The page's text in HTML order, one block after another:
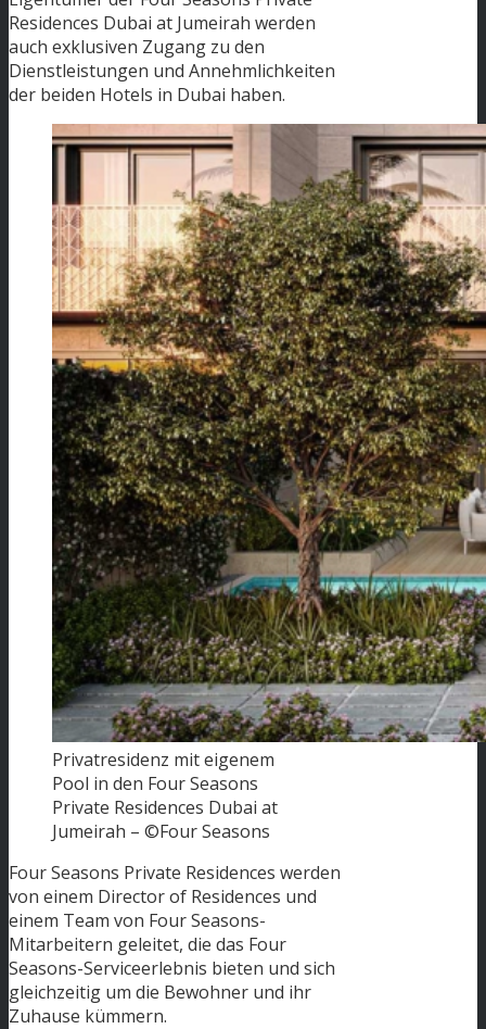
Residences Dubai at Jumeirah werden
auch exklusiven Zugang zu den
Dienstleistungen und Annehmlichkeiten
der beiden Hotels in Dubai haben.
Privatresidenz mit eigenem
Pool in den Four Seasons
Private Residences Dubai at
Jumeirah – ©Four Seasons
Four Seasons Private Residences werden
von einem Director of Residences und
einem Team von Four Seasons-
Mitarbeitern geleitet, die das Four
Seasons-Serviceerlebnis bieten und sich
gleichzeitig um die Bewohner und ihr
Zuhause kümmern.